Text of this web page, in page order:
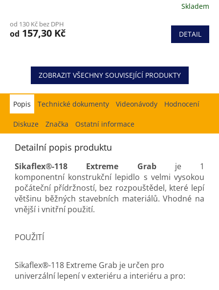
Skladem
od 130 Kč bez DPH
od 157,30 Kč DETAIL
ZOBRAZIT VŠECHNY SOUVISEJÍCÍ PRODUKTY
Popis Hodnocení
Diskuze Značka Ostatní informace
Detailní popis produktu
Sikaflex®-118 Extreme Grabje 1
komponentní konstrukční lepidlo s velmi vysokou
počáteční přídržností, bez rozpouštědel, které lepí
většinu běžných stavebních materiálů. Vhodné na
vnější i vnitřní použití.
POUŽITÍ
Sikaflex®-118 Extreme Grab je určen pro
univerzální lepení v exteriéru a interiéru a pro: